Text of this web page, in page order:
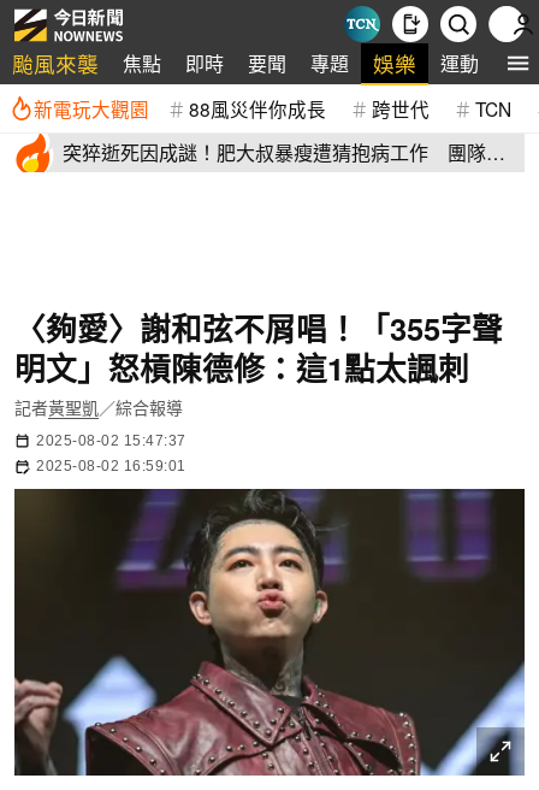
颱風來襲 焦點 即時 要聞 專題 娛樂 運動 全
新電玩大觀園 88風災伴你成長 跨世代 TCN
突猝逝死因成謎！肥大叔暴瘦遭猜抱病工作 團隊宣
〈夠愛〉謝和弦不屑唱！「355字聲
明文」怒槓陳德修：這1點太諷刺
記者黃聖凱／綜合報導
2025-08-02 15:47:37
2025-08-02 16:59:01